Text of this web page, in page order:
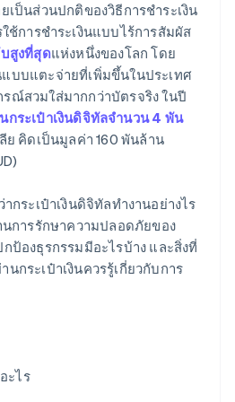
เป็นส่วนปกติของวิธีการชำระเงิน
ช้การชำระเงินแบบไร้การสัมผัส
สูงที่สุดแห่งหนึ่งของโลก โดย
แบบแตะจ่ายที่เพิ่มขึ้นในประเทศ
ณ์สวมใส่มากกว่าบัตรจริง ในปี
กระเป๋าเงินดิจิทัลจำนวน 4 พัน
ย คิดเป็นมูลค่า 160 พันล้าน
กระเป๋าเงินดิจิทัลทำงานอย่างไร
นการรักษาความปลอดภัยของ
ป้องธุรกรรมมีอะไรบ้าง และสิ่งที่
นกระเป๋าเงินควรรู้เกี่ยวกับการ
ะไร